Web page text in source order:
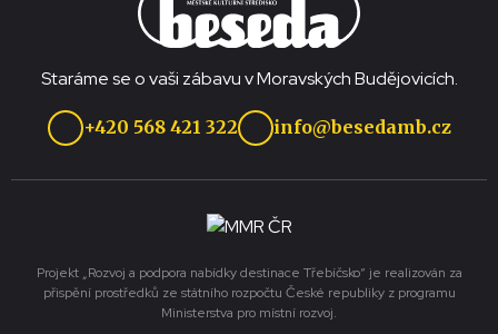
Staráme se o vaši zábavu v Moravských Budějovicích.
+420 568 421 322 info@besedamb.cz
Projekt „Rozvoj a podpora nabídky destinace Třebíčsko“ je realizován za
přispění prostředků ze státního rozpočtu České republiky z programu
Ministerstva pro místní rozvoj.